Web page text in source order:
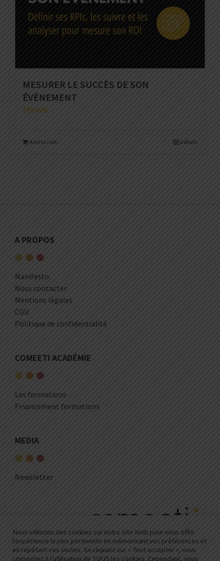
MESURER LE SUCCÈS DE SON
ÉVÉNEMENT
199.00€
Add to cart Détails
A PROPOS
Manifesto
Nous contacter
Mentions légales
CGU
Politique de confidentialité
COMEETI ACADÉMIE
Les formations
Financement formations
MEDIA
Newsletter
Nous utilisons des cookies sur notre site Web pour vous offrir
l'expérience la plus pertinente en mémorisant vos préférences et
en répétant vos visites. En cliquant sur « Tout accepter », vous
consentez à l'utilisation de TOUS les cookies. Cependant, vous